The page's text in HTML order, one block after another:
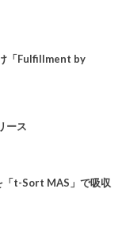
「Fulfillment by
ース
「t-Sort MAS」で吸収